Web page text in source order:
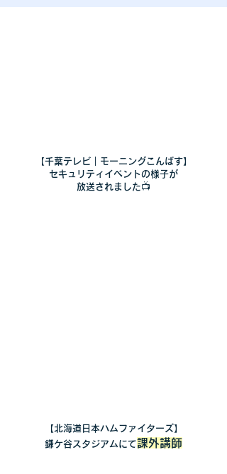
【千葉テレビ｜モーニングこんぱす】
セキュリティイベントの様子が
放送されました📺
【北海道日本ハムファイターズ】
​鎌ケ谷スタジアムにて課外講師